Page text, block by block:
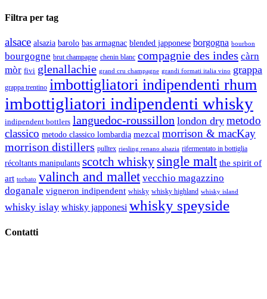
Filtra per tag
alsace alsazia barolo bas armagnac blended japponese borgogna bourbon
bourgogne brut champagne chenin blanc compagnie des indes càrn
mòr fivi glenallachie grand cru champagne grandi formati italia vino grappa
grappa trentino imbottigliatori indipendenti rhum
imbottigliatori indipendenti whisky
indipendent bottlers languedoc-roussillon london dry metodo
classico metodo classico lombardia mezcal morrison & macKay
morrison distillers pulltex riesling renano alsazia rifermentato in bottiglia
récoltants manipulants scotch whisky single malt the spirit of
art torbato valinch and mallet vecchio magazzino
doganale vigneron indipendent whisky whisky highland whisky island
whisky islay whisky japponesi whisky speyside
Contatti